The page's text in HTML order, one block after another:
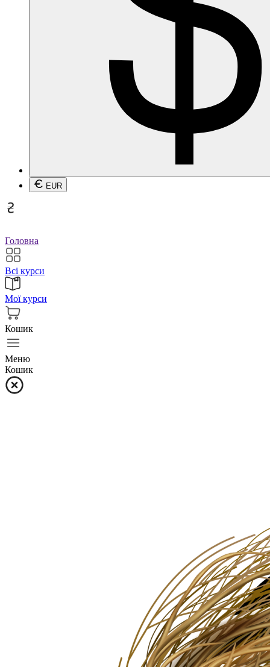
EUR
Головна
Всі курси
Мої курси
Кошик
Меню
Кошик